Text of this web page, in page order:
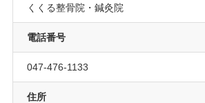
くくる整骨院・鍼灸院
電話番号
047-476-1133
住所